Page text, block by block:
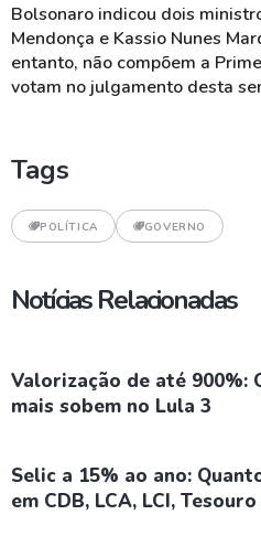
Bolsonaro indicou dois
Mendonça e Kassio Nunes
entanto, não compõem a
votam no julgamento desta
Tags
POLÍTICA GOVERNO
Notícias Relacionadas
Valorização de até 900%:
mais sobem no Lula 3
Selic a 15% ao ano:
em CDB, LCA, LCI,